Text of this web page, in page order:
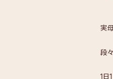
実
段
1日